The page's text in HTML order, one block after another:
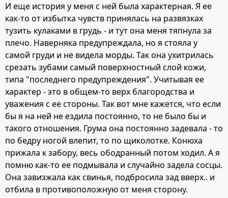
И еще история у меня с ней была характерная. Я ее
как-то от избытка чувств принялась на развязках
тузить кулаками в грудь - и тут она меня тяпнула за
плечо. Наверняка предупреждала, но я стояла у
самой груди и не видела морды. Так она ухитрилась
срезать зубами самый поверхностный слой кожи,
типа "последнего предупреждения". Учитывая ее
характер - это в общем-то верх благородства и
уважения с ее стороны. Так вот мне кажется, что если
бы я на ней не ездила постоянно, то не было бы и
такого отношения. Грума она постоянно задевала - то
по бедру ногой влепит, то по щиколотке. Конюха
прижала к забору, весь ободранный потом ходил. А я
помню как-то ее подмывала и случайно задела сосцы.
Она завизжала как свинья, подбросила зад вверх.. и
отбила в противоположную от меня сторону.